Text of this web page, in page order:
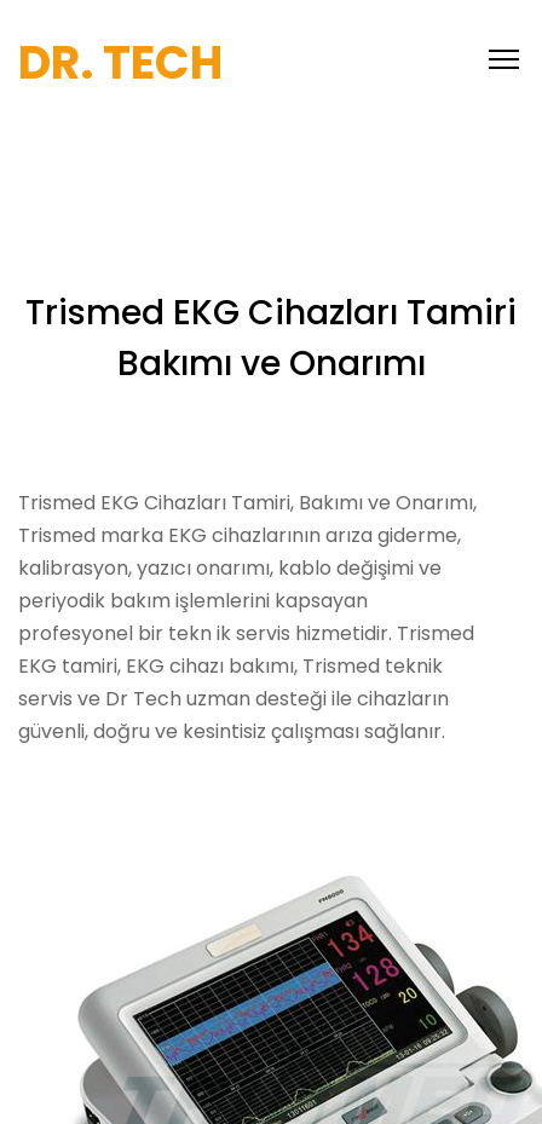
DR. TECH
Trismed EKG Cihazları Tamiri
Bakımı ve Onarımı
Trismed EKG Cihazları Tamiri, Bakımı ve Onarımı,
Trismed marka EKG cihazlarının arıza giderme,
kalibrasyon, yazıcı onarımı, kablo değişimi ve
periyodik bakım işlemlerini kapsayan
profesyonel bir tekn ik servis hizmetidir. Trismed
EKG tamiri, EKG cihazı bakımı, Trismed teknik
servis ve Dr Tech uzman desteği ile cihazların
güvenli, doğru ve kesintisiz çalışması sağlanır.